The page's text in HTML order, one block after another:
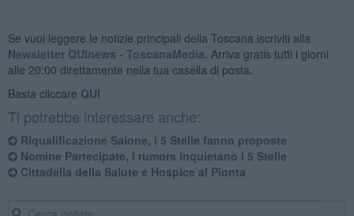
Se vuoi leggere le notizie principali della Toscana iscriviti alla
Newsletter QUInews - ToscanaMedia. Arriva gratis tutti i giorni
alle 20:00 direttamente nella tua casella di posta.
Basta cliccare QUI
Ti potrebbe interessare anche:
Riqualificazione Saione, i 5 Stelle fanno proposte
Nomine Partecipate, i rumors inquietano i 5 Stelle
Cittadella della Salute e Hospice al Pionta